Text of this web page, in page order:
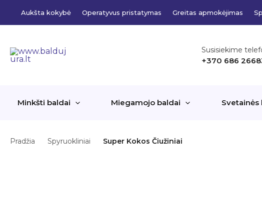
Aukšta kokybė Operatyvus pristatymas Greitas apmokėjimas
Susisiekime
+370 686
Minkšti baldai Miegamojo baldai Svetainės
Pradžia Spyruokliniai Super Kokos Čiužiniai